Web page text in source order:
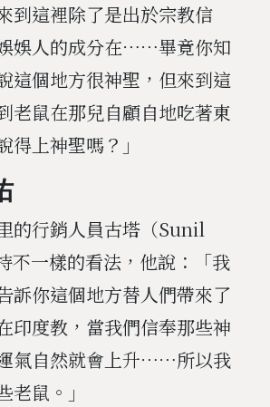
到這裡除了是出於宗教信
娛人的成分在⋯⋯畢竟你知
這個地方很神聖，但來到這
老鼠在那兒自顧自地吃著東
得上神聖嗎？」
的行銷人員古塔（Sunil
不一樣的看法，他說：「我
訴你這個地方替人們帶來了
印度教，當我們信奉那些神
氣自然就會上升⋯⋯所以我
老鼠。」